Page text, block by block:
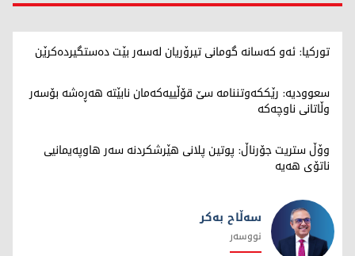
تورکیا: ئەو کەسانە گومانی تیرۆریان لەسەر بێت دەستگیردەکرێن
سعوودیە: رێککەوتننامە سێ قۆڵییەکەمان نابێتە هەڕەشە بۆسەر
وڵاتانی ناوچەکە
وۆڵ ستریت جۆرناڵ: پوتین پلانی هێرشکردنە سەر هاوپەیمانیی
ناتۆی هەیە
سەڵاح بەکر
نووسەر